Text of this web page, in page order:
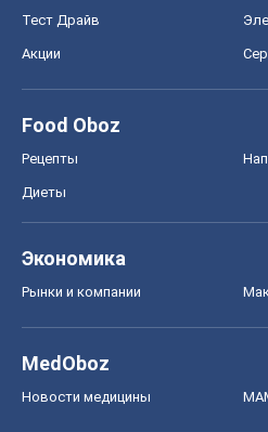
Тест Драйв
Акции
Food Oboz
Рецепты
Диеты
Экономика
Рынки и компании
MedOboz
Новости медицины